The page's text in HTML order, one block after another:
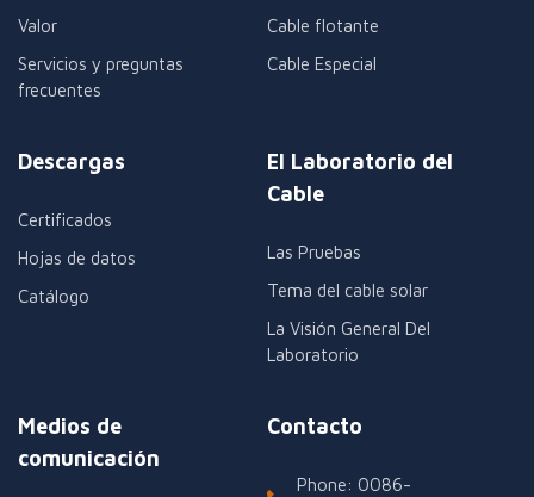
Valor
Servicios y preguntas
frecuentes
Cable flotante
Cable Especial
Descargas
Certificados
Hojas de datos
Catálogo
El Laboratorio del
Cable
Las Pruebas
Tema del cable solar
La Visión General Del
Laboratorio
Medios de
comunicación
Contacto
Phone: 0086-